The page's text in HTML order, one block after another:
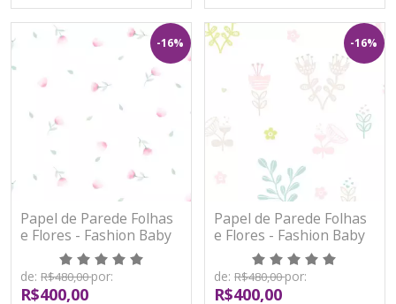
-16%
Papel de Parede Folhas
e Flores - Fashion Baby
II - BF541 - Vinílico
de: R$480,00por:
R$400,00
-16%
Papel de Parede Folhas
e Flores - Fashion Baby
II - BF542 - Vinílico
de: R$480,00por:
R$400,00